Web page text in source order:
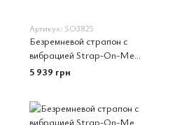
Артикул: SO3825
Безремневой страпон с
вибрацией Strap-On-Me
Vibrating Violet M диаметр 3,8
см, пульт ДУ, регулируемый
5 939 грн